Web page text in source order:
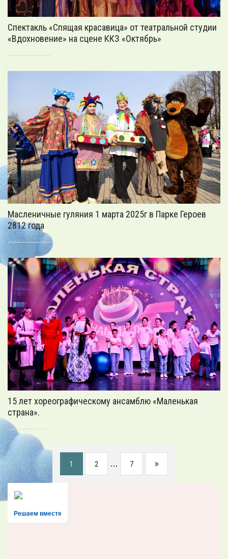
Спектакль «Спящая красавица» от театральной студии
«Вдохновение» на сцене ККЗ «Октябрь»
Масленичные гуляния 1 марта 2025г в Парке Героев
2812 года
15 лет хореографическому ансамблю «Маленькая
страна».
1 2 … 7
Решаем вместе